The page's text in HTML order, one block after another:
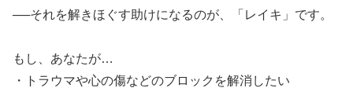
​──それを解きほぐす助けになるのが、「レイキ」です。
​もし、あなたが…
​・トラウマや心の傷などのブロックを解消したい